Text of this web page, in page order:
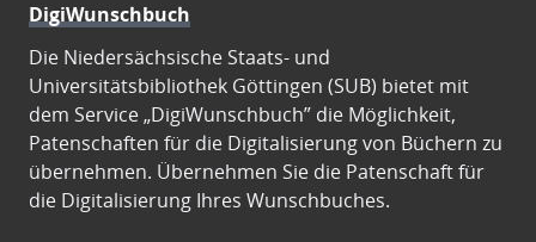
DigiWunschbuch
Die Niedersächsische Staats- und
Universitätsbibliothek Göttingen (SUB) bietet mit
dem Service „DigiWunschbuch” die Möglichkeit,
Patenschaften für die Digitalisierung von Büchern zu
übernehmen. Übernehmen Sie die Patenschaft für
die Digitalisierung Ihres Wunschbuches.